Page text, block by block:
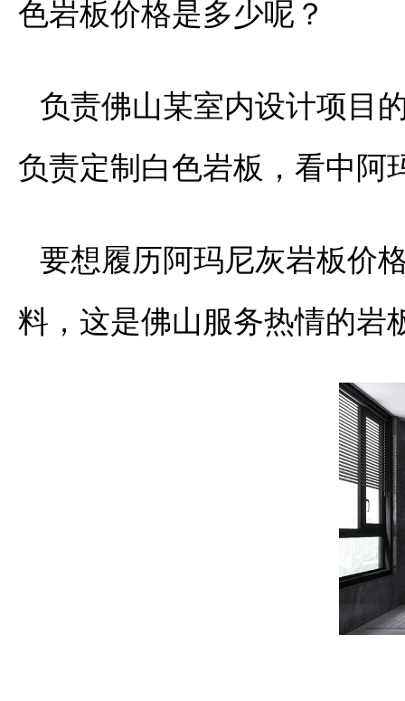
色岩板价格是多少呢？
负责佛山某室内设计项目
负责定制白色岩板，看中阿
要想履历阿玛尼灰岩板价
料，这是佛山服务热情的岩